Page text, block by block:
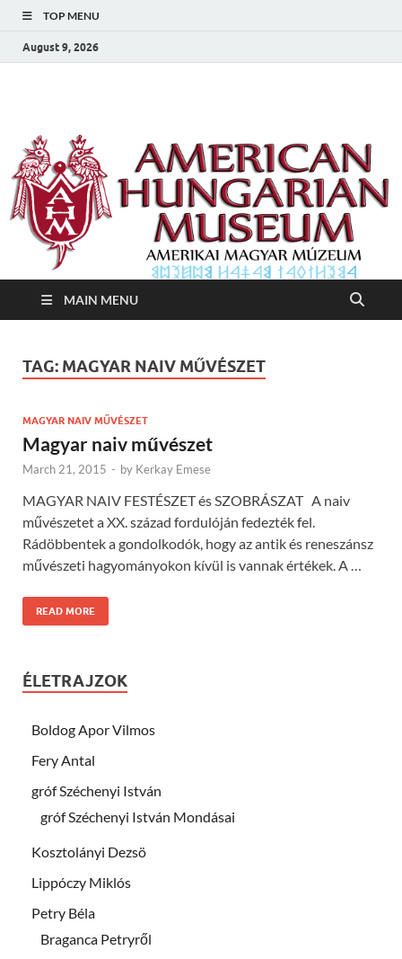
TOP MENU
August 9, 2026
Amerikai Magyar
Múzeum
MAIN MENU
TAG: MAGYAR NAIV MŰVÉSZET
MAGYAR NAIV MŰVÉSZET
Magyar naiv művészet
March 21, 2015 - by Kerkay Emese
MAGYAR NAIV FESTÉSZET és SZOBRÁSZAT A naiv
művészetet a XX. század fordulóján fedezték fel.
Rádöbbentek a gondolkodók, hogy az antik és reneszánsz
művészeti hagyományokon kívül is vannak értékek. A …
READ MORE
ÉLETRAJZOK
Boldog Apor Vilmos
Fery Antal
gróf Széchenyi István
gróf Széchenyi István Mondásai
Kosztolányi Dezsö
Lippóczy Miklós
Petry Béla
Braganca Petryről